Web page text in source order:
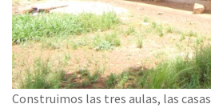
Construimos las tres aulas, las